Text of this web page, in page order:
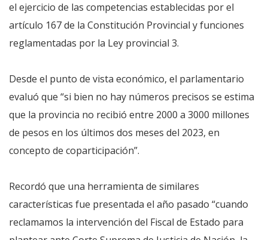
el ejercicio de las competencias establecidas por el
artículo 167 de la Constitución Provincial y funciones
reglamentadas por la Ley provincial 3.
Desde el punto de vista económico, el parlamentario
evaluó que “si bien no hay números precisos se estima
que la provincia no recibió entre 2000 a 3000 millones
de pesos en los últimos dos meses del 2023, en
concepto de coparticipación”.
Recordó que una herramienta de similares
características fue presentada el año pasado “cuando
reclamamos la intervención del Fiscal de Estado para